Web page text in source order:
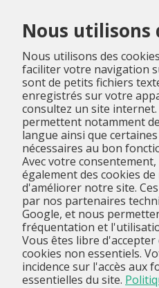
Nous utilisons
Nous utilisons des
faciliter votre navigation
sont de petits fichiers
enregistrés sur votre
consultez un site
permettent notamment
langue ainsi que
nécessaires au bon
Avec votre
également des cookies
d'améliorer notre site.
par nos partenaires
Google, et nous
fréquentation et
Vous êtes libre
cookies non essentiels.
incidence sur l'accès aux
essentielles du site.